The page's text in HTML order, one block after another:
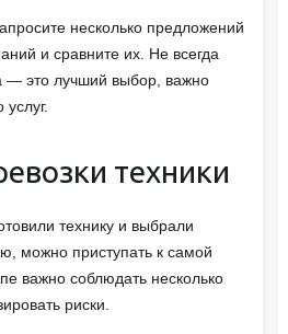
несколько предложений
и сравните их. Не всегда
— это лучший выбор, важно
услуг.
техники
технику и выбрали
можно приступать к самой
важно соблюдать несколько
риски.